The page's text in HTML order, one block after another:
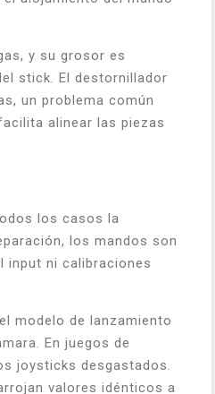
y su grosor es
stick. El destornillador
un problema común
alinear las piezas
los casos la
los mandos son
input ni calibraciones
modelo de lanzamiento
En juegos de
joysticks desgastados.
valores idénticos a